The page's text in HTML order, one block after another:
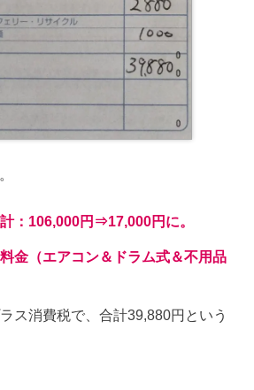
：106,000円⇒17,000円に。
金（エアコン＆ドラム式＆不用品
ス消費税で、合計39,880円という